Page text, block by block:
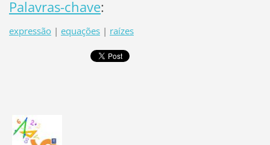
Palavras-chave:
expressão | equações | raízes